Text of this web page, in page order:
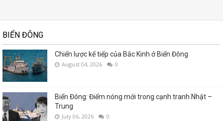
BIỂN ĐÔNG
Chiến lược kế tiếp của Bắc Kinh ở Biển Đông
August 04, 2026 0
Biển Đông: Điểm nóng mới trong cạnh tranh Nhật –
Trung
July 06, 2026 0